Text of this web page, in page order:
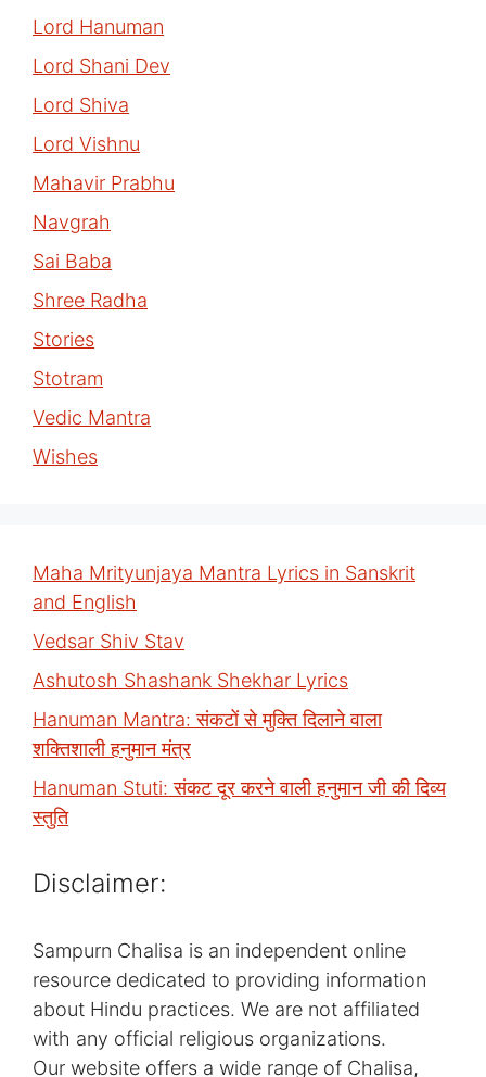
Lord Hanuman
Lord Shani Dev
Lord Shiva
Lord Vishnu
Mahavir Prabhu
Navgrah
Sai Baba
Shree Radha
Stories
Stotram
Vedic Mantra
Wishes
Maha Mrityunjaya Mantra Lyrics in Sanskrit
and English
Vedsar Shiv Stav
Ashutosh Shashank Shekhar Lyrics
Hanuman Mantra: संकटों से मुक्ति दिलाने वाला
शक्तिशाली हनुमान मंत्र
Hanuman Stuti: संकट दूर करने वाली हनुमान जी की दिव्य
स्तुति
Disclaimer:
Sampurn Chalisa is an independent online
resource dedicated to providing information
about Hindu practices. We are not affiliated
with any official religious organizations.
Our website offers a wide range of Chalisa,